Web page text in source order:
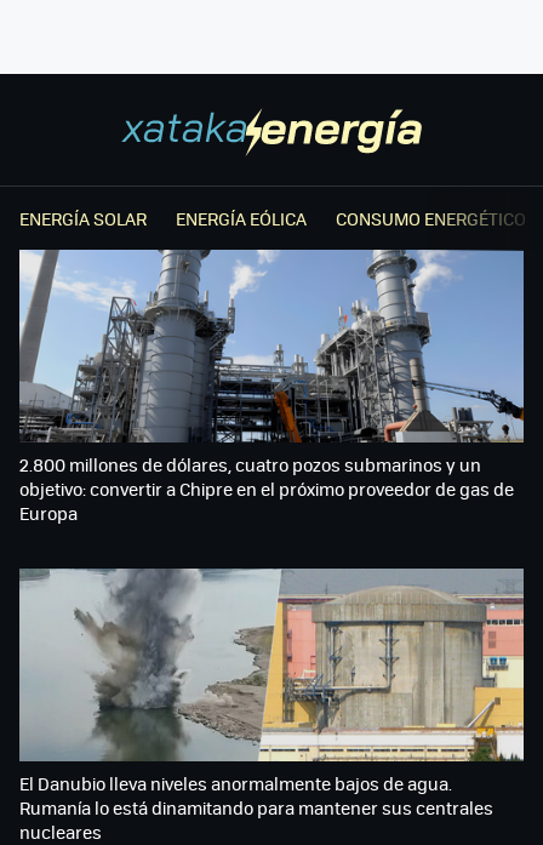
ENERGÍA SOLAR ENERGÍA EÓLICA CONSUMO ENERGÉTICO
2.800 millones de dólares, cuatro pozos submarinos y un
objetivo: convertir a Chipre en el próximo proveedor de gas de
Europa
El Danubio lleva niveles anormalmente bajos de agua.
Rumanía lo está dinamitando para mantener sus centrales
nucleares